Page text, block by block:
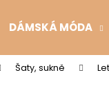
DÁMSKÁ MÓDA
Šaty, sukně